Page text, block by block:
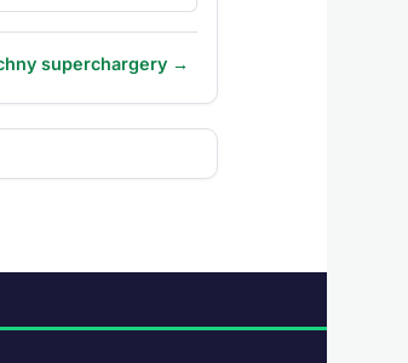
superchargery →